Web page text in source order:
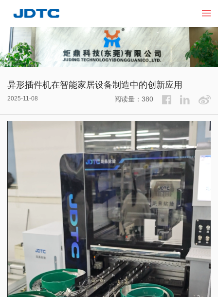
异形插件机在智能家居设备制造中的创新应用​
2025-11-08 阅读量：380